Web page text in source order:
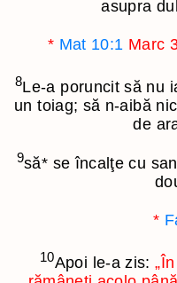
asupra
* Mat 10:1 Marc
8Le-a poruncit să nu
un toiag; să n-aibă
de
9să* se încalţe cu
*
10Apoi le-a zis: